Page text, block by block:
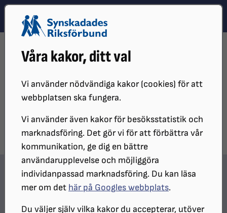
Våra kakor, ditt val
Vi använder nödvändiga kakor (cookies) för att
webbplatsen ska fungera.
Vi använder även kakor för besöksstatistik och
marknadsföring. Det gör vi för att förbättra vår
kommunikation, ge dig en bättre
användarupplevelse och möjliggöra
individanpassad marknadsföring. Du kan läsa
mer om det här på Googles webbplats.
Du väljer själv vilka kakor du accepterar, utöver
Hoppa till innehåll
Hoppa till hitta snabbt
DISTRIKT
SRF BOHUSLÄN
LOKALFÖRENINGAR
Nyheter inom föreningen
Hitta snabbt